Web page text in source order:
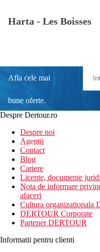
Harta - Les Boisses
Afla cele mai
bune oferte.
newsletter!
Despre Dertour.ro
Despre noi
Agentii
Contact
Blog
Cariere
Licente, documente
Nota de informare
afaceri
Cultura organizationala
DERTOUR Corporate
Partener DERTOUR
Informatii pentru clienti